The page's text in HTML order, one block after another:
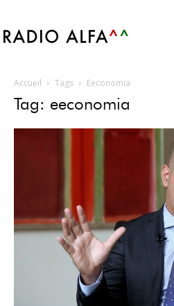
Accueil Tags Eeconomia
Tag: eeconomia